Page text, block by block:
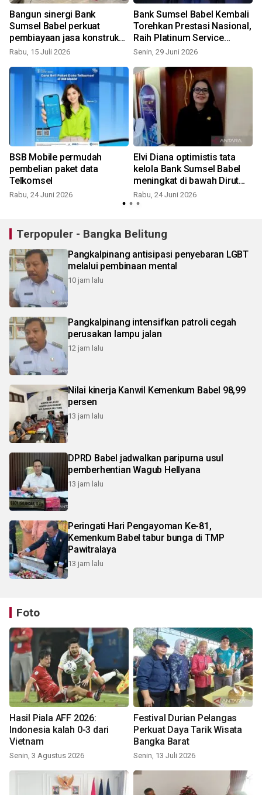
Bangun sinergi Bank
Sumsel Babel perkuat
pembiayaan jasa konstruksi
di Belitung
Rabu, 15 Juli 2026
Bank Sumsel Babel Kembali
Torehkan Prestasi Nasional,
Raih Platinum Service
Excellence Selama 10 Tahun
Senin, 29 Juni 2026
BSB Mobile permudah
pembelian paket data
Telkomsel
Rabu, 24 Juni 2026
Elvi Diana optimistis tata
kelola Bank Sumsel Babel
meningkat di bawah Dirut
Muhammad Suryadi
Rabu, 24 Juni 2026
Terpopuler - Bangka Belitung
Pangkalpinang antisipasi penyebaran LGBT
melalui pembinaan mental
10 jam lalu
Pangkalpinang intensifkan patroli cegah
perusakan lampu jalan
12 jam lalu
Nilai kinerja Kanwil Kemenkum Babel 98,99
persen
13 jam lalu
DPRD Babel jadwalkan paripurna usul
pemberhentian Wagub Hellyana
13 jam lalu
Peringati Hari Pengayoman Ke-81,
Kemenkum Babel tabur bunga di TMP
Pawitralaya
13 jam lalu
Foto
Hasil Piala AFF 2026:
Indonesia kalah 0-3 dari
Vietnam
Senin, 3 Agustus 2026
Festival Durian Pelangas
Perkuat Daya Tarik Wisata
Bangka Barat
Senin, 13 Juli 2026